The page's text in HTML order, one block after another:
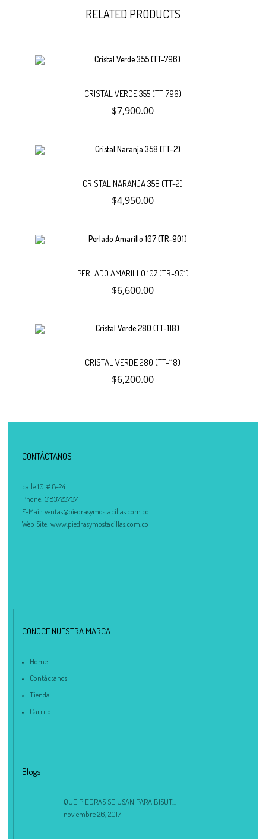
Debes hacer un pedido minimo de $50,000.00
compra, tu pedido actual es de$0.00. Recuerda que el pago del
RELATED PRODUCTS
CRISTAL VERDE 355 (TT-796)
$7,900.00
CRISTAL NARANJA 358 (TT-2)
$4,950.00
PERLADO AMARILLO 107 (TR-901)
$6,600.00
CRISTAL VERDE 280 (TT-118)
$6,200.00
CONTÁCTANOS
calle 10 # 8-24
Phone: 3183723737
E-Mail: ventas@piedrasymostacillas.com.co
Web Site: www.piedrasymostacillas.com.co
CONOCE NUESTRA MARCA
Home
Contáctanos
Tienda
Carrito
Blogs
QUE PIEDRAS SE USAN PARA BISUT...
noviembre 26, 2017